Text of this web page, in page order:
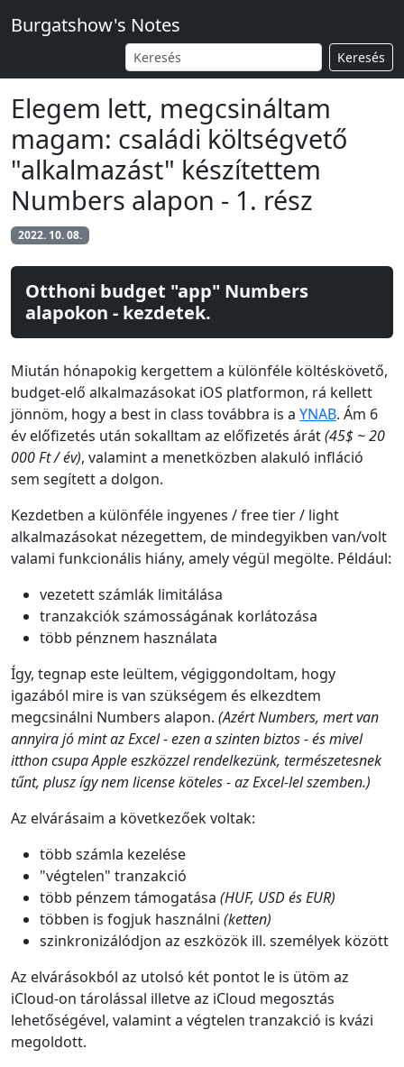
Burgatshow's Notes
Keresés
Elegem lett, megcsináltam
magam: családi költségvető
"alkalmazást" készítettem
Numbers alapon - 1. rész
2022. 10. 08.
Otthoni budget "app" Numbers
alapokon - kezdetek.
Miután hónapokig kergettem a különféle költéskövető,
budget-elő alkalmazásokat iOS platformon, rá kellett
jönnöm, hogy a best in class továbbra is a YNAB. Ám 6
év előfizetés után sokalltam az előfizetés árát(45$ ~ 20
000 Ft / év), valamint a menetközben alakuló infláció
sem segített a dolgon.
Kezdetben a különféle ingyenes / free tier / light
alkalmazásokat nézegettem, de mindegyikben van/volt
valami funkcionális hiány, amely végül megölte. Például:
vezetett számlák limitálása
tranzakciók számosságának korlátozása
több pénznem használata
Így, tegnap este leültem, végiggondoltam, hogy
igazából mire is van szükségem és elkezdtem
megcsinálni Numbers alapon. (Azért Numbers, mert van
annyira jó mint az Excel - ezen a szinten biztos - és mivel
itthon csupa Apple eszközzel rendelkezünk, természetesnek
tűnt, plusz így nem license köteles - az Excel-lel szemben.)
Az elvárásaim a következőek voltak:
több számla kezelése
"végtelen" tranzakció
több pénzem támogatása (HUF, USD és EUR)
többen is fogjuk használni (ketten)
szinkronizálódjon az eszközök ill. személyek között
Az elvárásokból az utolsó két pontot le is ütöm az
iCloud-on tárolással illetve az iCloud megosztás
lehetőségével, valamint a végtelen tranzakció is kvázi
megoldott.